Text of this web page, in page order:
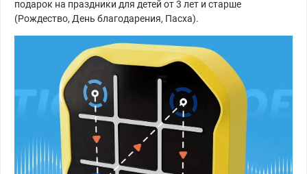
подарок на праздники для детей от 3 лет и старше
(Рождество, День благодарения, Пасха).